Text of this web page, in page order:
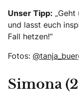
Unser Tipp:
und lasst euch
Fall hetzen!“
Fotos:
Simona